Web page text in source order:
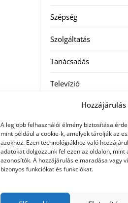
A legjobb felhasználói élmény biztosítása
mint például a cookie-k, amelyek tárolják az
azokhoz. Ezen technológiákhoz való
adatokat dolgozzunk fel ezen az oldalon, mint
azonosítók. A hozzájárulás elmaradása vagy
bizonyos funkciókat és funkciókat.
Szépség
Szolgáltatás
Tanácsadás
Televízió
Webshop
Címkék